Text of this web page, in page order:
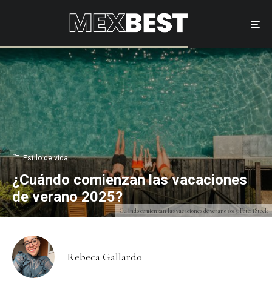
Cuándo comienzan las vacaciones de verano 2025. Foto: iStock
Estilo de vida
¿Cuándo comienzan las vacaciones
de verano 2025?
Rebeca Gallardo